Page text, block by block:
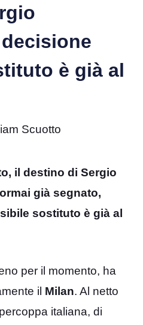
è già al
Scuotto
il destino di Sergio
già segnato,
sostituto è già al
per il momento, ha
il Milan. Al netto
italiana, di